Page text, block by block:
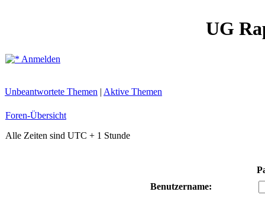
UG
Anmelden
Unbeantwortete Themen | Aktive Themen
Foren-Übersicht
Alle Zeiten sind UTC + 1 Stunde
Benutzername: